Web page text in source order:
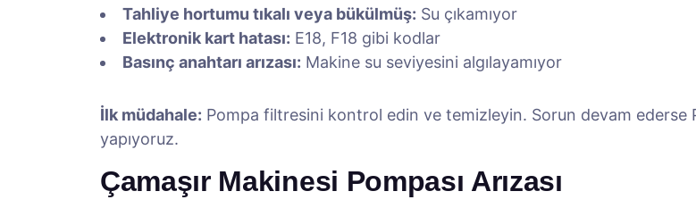
Tahliye hortumu tıkalı veya bükülmüş: Su çıkamıyor
Elektronik kart hatası: E18, F18 gibi kodlar
Basınç anahtarı arızası: Makine su seviyesini algılayamıyor
İlk müdahale: Pompa filtresini kontrol edin ve temizleyin. Sorun devam ederse
yapıyoruz.
Çamaşır Makinesi Pompası Arızası